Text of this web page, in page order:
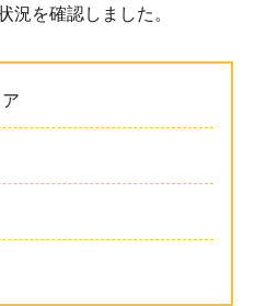
況を確認しました。